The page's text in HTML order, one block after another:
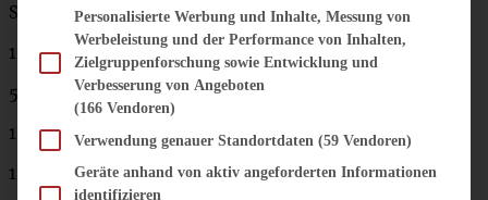
Salz
1 Pck. Bourbon-Vanille
5 Eier
150 g Mehl
100 g Speisestärke
Personalisierte Werbung und Inhalte, Messung von
Werbeleistung und der Performance von Inhalten,
Zielgruppenforschung sowie Entwicklung und
Verbesserung von Angeboten
(166 Vendoren)
Verwendung genauer Standortdaten (59 Vendoren)
Geräte anhand von aktiv angeforderten Informationen
identifizieren